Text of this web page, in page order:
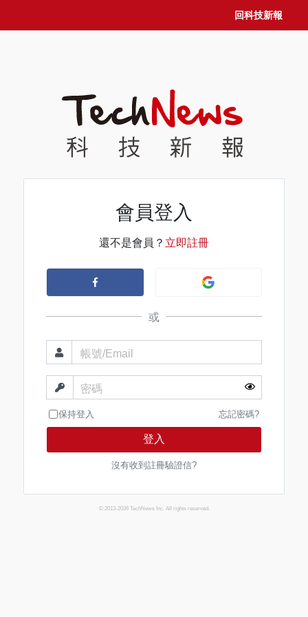
回科技新報
會員登入
還不是會員？ 立即註冊
或
帳號/Email
密碼
保持登入 忘記密碼?
登入
沒有收到註冊驗證信?
© 2013-2026 TechNews Inc. All rights reserved.